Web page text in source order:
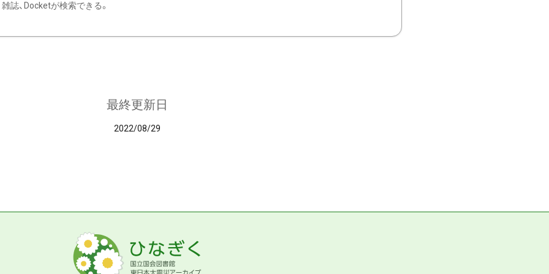
雑誌、Docketが検索できる。
最終更新日
2022/08/29